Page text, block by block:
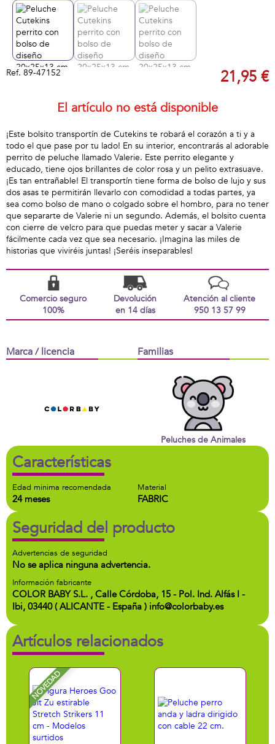
Ref. 89-47152 21,95 €
El artículo no está disponible
¡Este bolsito transportín de Cutekins te robará el corazón a ti y a
todo el que pase por tu lado! En su interior, encontrarás al adorable
perrito de peluche llamado Valerie. Este perrito elegante y
educado, tiene ojos brillantes de color rosa y un pelito extrasuave.
¡Es tan entrañable! El transportín tiene forma de bolso de lujo y sus
dos asas te permitirán llevarlo con comodidad a todas partes, ya
sea como bolso de mano o colgado sobre el hombro, para no tener
que separarte de Valerie ni un segundo. Además, el bolsito cuenta
con cierre de velcro para que puedas meter y sacar a Valerie
fácilmente cada vez que sea necesario. ¡Imagina las miles de
historias que viviréis juntas! ¡Seréis inseparables!
Comercio seguro
100%
Devolución
en 14 días
Atención al cliente
950 13 57 99
Marca / licencia Familias
Peluches de Animales
Características
Edad minima recomendada
24 meses
Material
FABRIC
Seguridad del producto
Advertencias de seguridad
No se aplica ninguna advertencia.
Información fabricante
COLOR BABY S.L. , Calle Córdoba, 15 - Pol. Ind. Alfás I -
Ibi, 03440 ( ALICANTE - España ) info@colorbaby.es
Artículos relacionados
NOVEDAD